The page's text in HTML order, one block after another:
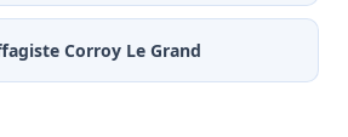
Corroy Le Grand